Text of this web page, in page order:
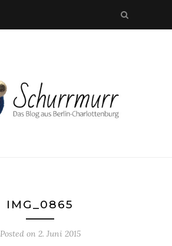
IMG_0865
Posted on 2. Juni 2015